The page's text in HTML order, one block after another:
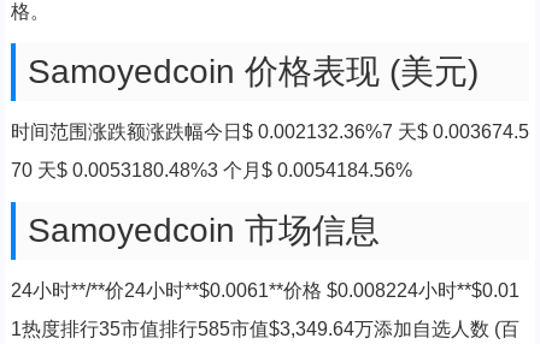
格。
Samoyedcoin 价格表现 (美元)
时间范围涨跌额涨跌幅今日$ 0.002132.36%7 天$ 0.003674.5
70 天$ 0.0053180.48%3 个月$ 0.0054184.56%
Samoyedcoin 市场信息
24小时**/**价24小时**$0.0061**价格 $0.008224小时**$0.01
1热度排行35市值排行585市值$3,349.64万添加自选人数 (百